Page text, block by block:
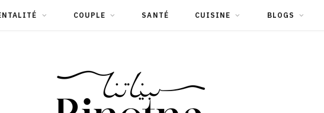
COUPLE SANTÉ CUISINE BLOGS